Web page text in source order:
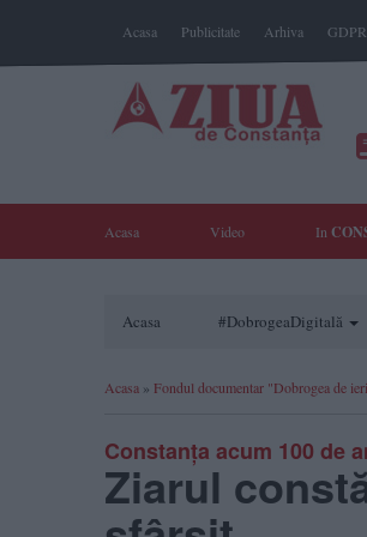
Acasa Publicitate Arhiva GDPR
Acasa Video In
Acasa #DobrogeaDigitală
Acasa » Fondul documentar "Dobrogea de
Constanța acum 100 de
Ziarul